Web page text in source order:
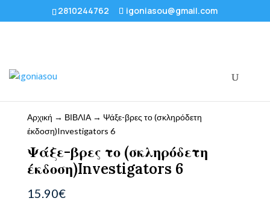
2810244762 igoniasou@gmail.com
Αρχική → ΒΙΒΛΙΑ→ Ψάξε-βρες το (σκληρόδετη
έκδοση)Investigators 6
Ψάξε-βρες το (σκληρόδετη
έκδοση)Investigators 6
15.90€